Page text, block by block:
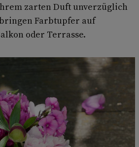
zarten Duft unverzüglich
Farbtupfer auf
oder Terrasse.